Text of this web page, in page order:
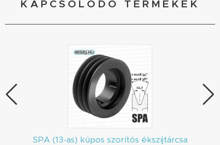
KAPCSOLÓDÓ TERMÉKEK
SPA (13-as) kúpos szorítós ékszíjtárcsa